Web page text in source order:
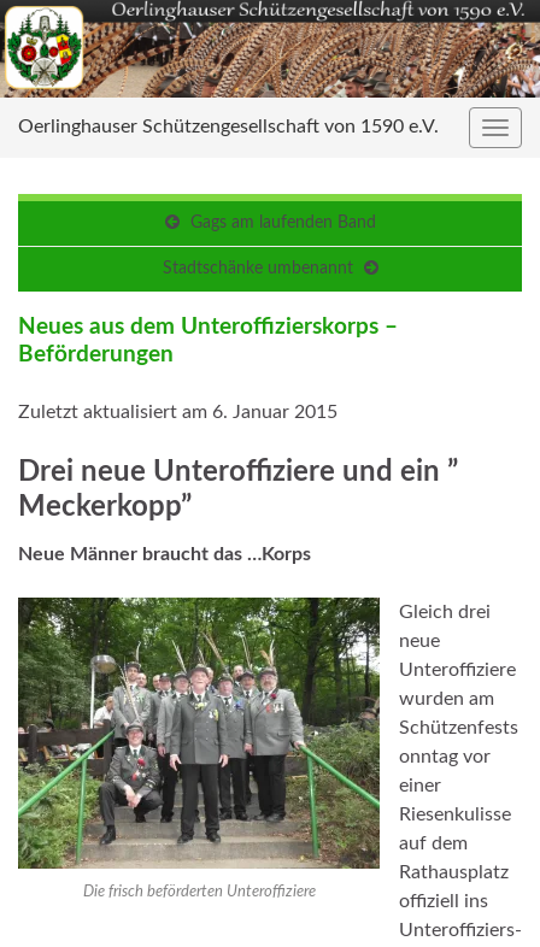
Oerlinghauser Schützengesellschaft von 1590 e.V.
Gags am laufenden Band
Stadtschänke umbenannt
Neues aus dem Unteroffizierskorps –
Beförderungen
Zuletzt aktualisiert am 6. Januar 2015
Drei neue Unteroffiziere und ein ”
Meckerkopp”
Neue Männer braucht das …Korps
Die frisch beförderten Unteroffiziere
Gleich drei
neue
Unteroffiziere
wurden am
Schützenfests
onntag vor
einer
Riesenkulisse
auf dem
Rathausplatz
offiziell ins
Unteroffiziers-